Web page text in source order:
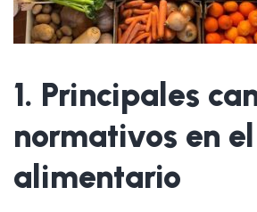
1. Principales
normativos en
alimentario